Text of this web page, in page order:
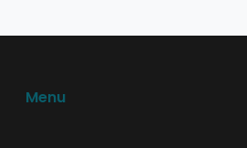
Menu